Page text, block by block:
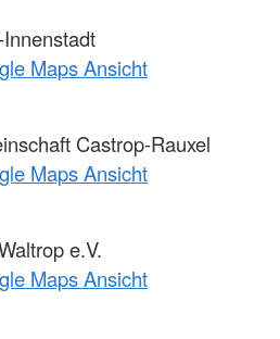
Maps Ansicht
Castrop-Rauxel
Maps Ansicht
e.V.
Maps Ansicht